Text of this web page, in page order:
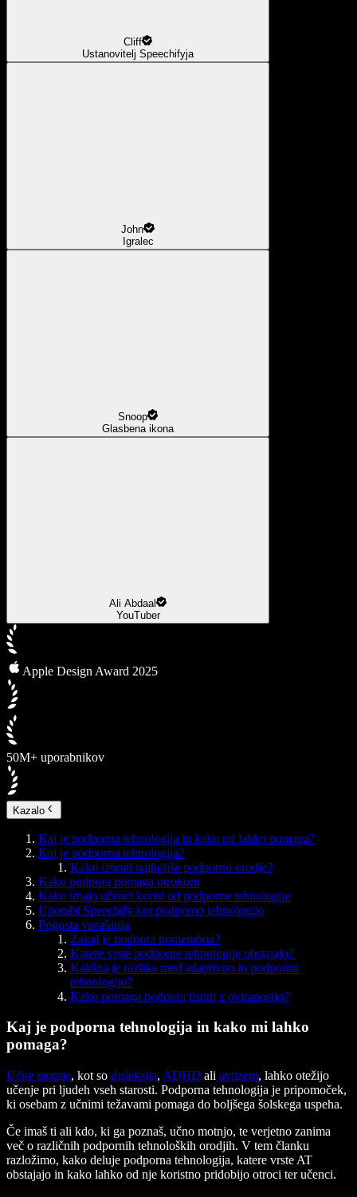
Cliff
Ustanovitelj Speechifyja
John
Igralec
Snoop
Glasbena ikona
Ali Abdaal
YouTuber
Apple Design Award 2025
50M+ uporabnikov
Kazalo
Kaj je podporna tehnologija in kako mi lahko pomaga?
Kaj je podporna tehnologija?
Kako izbrati najboljše podporno orodje?
Kako podpora pomaga otrokom
Kako imajo učenci korist od podporne tehnologije
Uporabi Speechify kot podporno tehnologijo
Pogosta vprašanja
Zakaj je podpora pomembna?
Katere vrste podporne tehnologije obstajajo?
Kakšna je razlika med adaptivno in podporno
tehnologijo?
Kako pomaga podpora tistim z oviranostjo?
Kaj je podporna tehnologija in kako mi lahko
pomaga?
Učne motnje, kot so disleksija, ADHD ali avtizem, lahko otežijo
učenje pri ljudeh vseh starosti. Podporna tehnologija je pripomoček,
ki osebam z učnimi težavami pomaga do boljšega šolskega uspeha.
Če imaš ti ali kdo, ki ga poznaš, učno motnjo, te verjetno zanima
več o različnih podpornih tehnoloških orodjih. V tem članku
razložimo, kako deluje podporna tehnologija, katere vrste AT
obstajajo in kako lahko od nje koristno pridobijo otroci ter učenci.